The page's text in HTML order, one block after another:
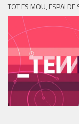
TOT ES MOU, ESPAI DE